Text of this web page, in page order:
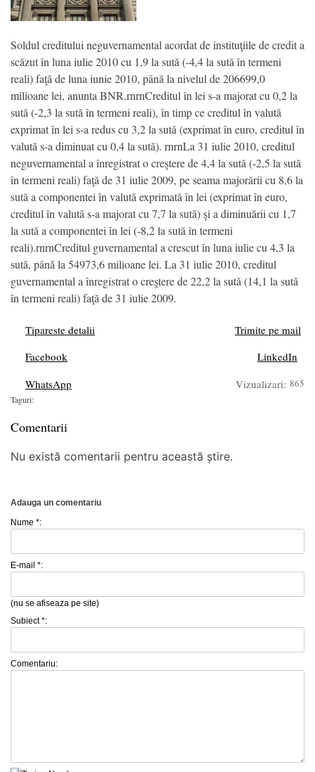
Soldul creditului neguvernamental acordat de instituţiile de credit a
scăzut în luna iulie 2010 cu 1,9 la sută (-4,4 la sută în termeni
reali) faţă de luna iunie 2010, până la nivelul de 206699,0
milioane lei, anunta BNR.rnrnCreditul în lei s-a majorat cu 0,2 la
sută (-2,3 la sută în termeni reali), în timp ce creditul în valută
exprimat în lei s-a redus cu 3,2 la sută (exprimat în euro, creditul în
valută s-a diminuat cu 0,4 la sută). rnrnLa 31 iulie 2010, creditul
neguvernamental a înregistrat o creştere de 4,4 la sută (-2,5 la sută
în termeni reali) faţă de 31 iulie 2009, pe seama majorării cu 8,6 la
sută a componentei în valută exprimată în lei (exprimat în euro,
creditul în valută s-a majorat cu 7,7 la sută) şi a diminuării cu 1,7
la sută a componentei în lei (-8,2 la sută în termeni
reali).rnrnCreditul guvernamental a crescut în luna iulie cu 4,3 la
sută, până la 54973,6 milioane lei. La 31 iulie 2010, creditul
guvernamental a înregistrat o creştere de 22,2 la sută (14,1 la sută
în termeni reali) faţă de 31 iulie 2009.
Tipareste detalii
Trimite pe mail
Facebook
LinkedIn
WhatsApp
Vizualizari: 865
Taguri:
Comentarii
Nu există comentarii pentru această știre.
Adauga un comentariu
Nume *:
E-mail *:
(nu se afiseaza pe site)
Subiect *:
Comentariu: